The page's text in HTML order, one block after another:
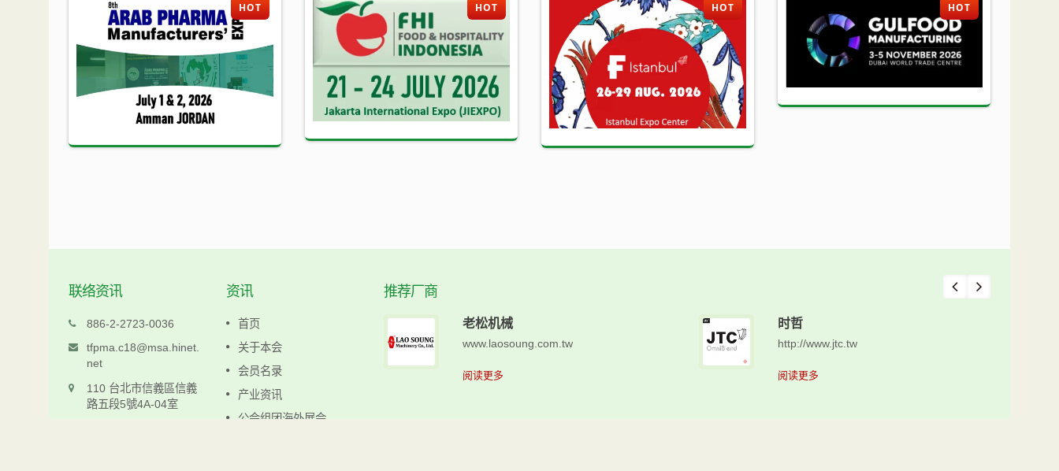
HOT HOT HOT HOT
联络资讯
886-2-2723-0036
tfpma.c18@msa.hinet.
net
110 台北市信義區信義
路五段5號4A-04室
资讯
首页
关于本会
会员名录
产业资讯
公会组团海外展会
推荐厂商
科仁
www.keljen.com.tw
老松机械
www.laosoung.com.tw
阅读更多
时哲
http://www.jtc.tw
阅读更多